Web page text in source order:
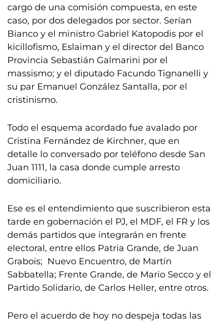
cargo de una comisión compuesta, en este
caso, por dos delegados por sector. Serían
Bianco y el ministro Gabriel Katopodis por el
kicillofismo, Eslaiman y el director del Banco
Provincia Sebastián Galmarini por el
massismo; y el diputado Facundo Tignanelli y
su par Emanuel González Santalla, por el
cristinismo.
Todo el esquema acordado fue avalado por
Cristina Fernández de Kirchner, que en
detalle lo conversado por teléfono desde San
Juan 1111, la casa donde cumple arresto
domiciliario.
Ese es el entendimiento que suscribieron esta
tarde en gobernación el PJ, el MDF, el FR y los
demás partidos que integrarán en frente
electoral, entre ellos Patria Grande, de Juan
Grabois; Nuevo Encuentro, de Martín
Sabbatella; Frente Grande, de Mario Secco y el
Partido Solidario, de Carlos Heller, entre otros.
Pero el acuerdo de hoy no despeja todas las